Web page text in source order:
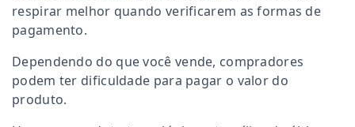
respirar melhor quando verificarem as formas de
pagamento.
Dependendo do que você vende, compradores
podem ter dificuldade para pagar o valor do
produto.